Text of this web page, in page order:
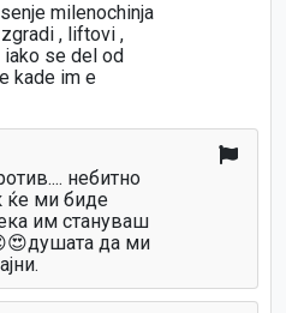
milenochinja
, liftovi ,
iako se del od
kade im e
небитно
ќе ми биде
им стануваш
да ми